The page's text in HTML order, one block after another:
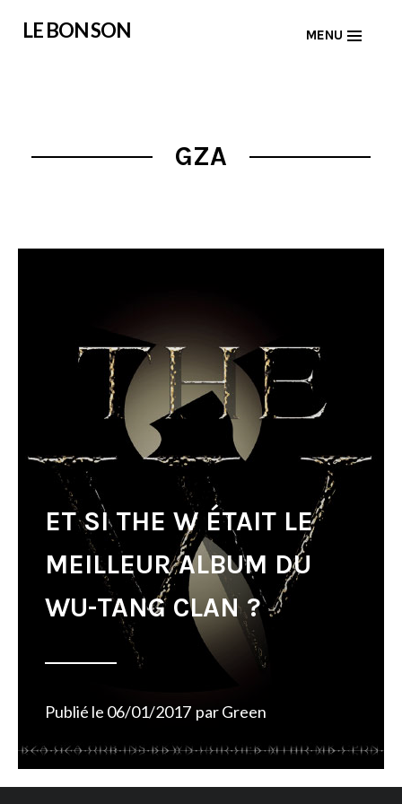
LE BON SON MENU
GZA
ET SI THE W ÉTAIT LE
MEILLEUR ALBUM DU
WU-TANG CLAN ?
Publié le 06/01/2017 parGreen